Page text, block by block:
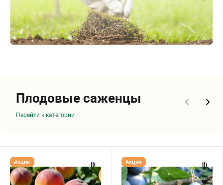
Плодовые саженцы
Перейти к категории
Персик
"КРЕМЛЕВСКИЙ"
(срок
созревания
Акция
Слива
"СТЕНЛЕЙ"
Акция